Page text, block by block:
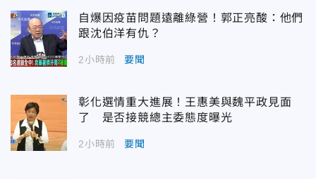
自爆因疫苗問題遠離綠營！郭正亮酸：他們
跟沈伯洋有仇？
2小時前 要聞
彰化選情重大進展！王惠美與魏平政見面
了 是否接競總主委態度曝光
2小時前 要聞